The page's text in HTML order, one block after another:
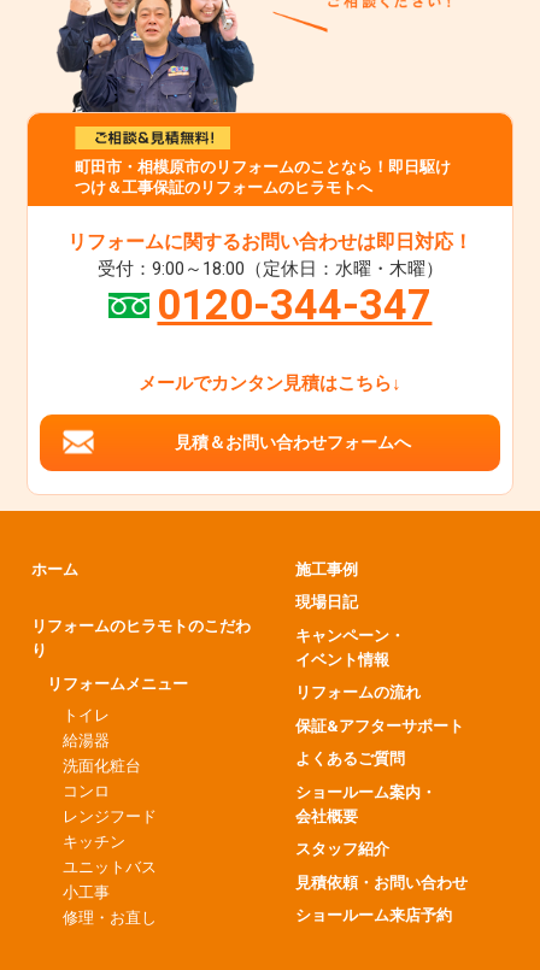
町田市・相模原市のリフォームのことなら！即日駆け
つけ＆工事保証のリフォームのヒラモトへ
リフォームに関するお問い合わせは即日対応！
受付：9:00～18:00（定休日：水曜・木曜）
0120-344-347
メールでカンタン見積はこちら↓
見積＆お問い合わせフォームへ
ホーム
リフォームのヒラモトのこだわ
り
リフォームメニュー
トイレ
給湯器
洗面化粧台
コンロ
レンジフード
キッチン
ユニットバス
小工事
修理・お直し
施工事例
現場日記
キャンペーン・
イベント情報
リフォームの流れ
保証&アフターサポート
よくあるご質問
ショールーム案内・
会社概要
スタッフ紹介
見積依頼・お問い合わせ
ショールーム来店予約